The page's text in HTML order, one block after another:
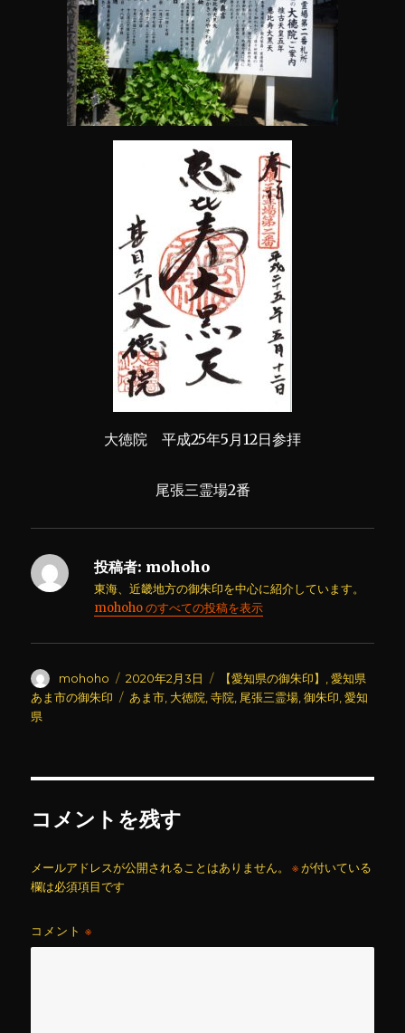
大徳院 平成25年5月12日参拝
尾張三霊場2番
投稿者: mohoho
東海、近畿地方の御朱印を中心に紹介しています。
mohoho のすべての投稿を表示
投
稿
mohoho
投
稿
2020年2月3日
カ
テ
【愛知県の御朱印】 ,愛知県
あま市の御朱印
タ
あま市 大徳院 ,寺院 尾張三霊場 ,御朱印 ,愛知
県
コメントを残す
メールアドレスが公開されることはありません。 ※が付いている
欄は必須項目です
コメント※